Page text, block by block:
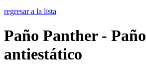
regresar a la lista
Paño Panther - Paño
antiestático